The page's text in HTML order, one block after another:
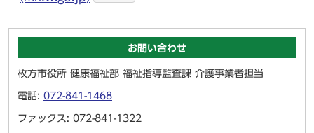
お問い合わせ
枚方市役所 健康福祉部 福祉指導監査課 介護事業者担当
電話: 072-841-1468
ファックス: 072-841-1322